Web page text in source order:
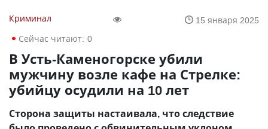
Криминал
15 января 2025
Сейчас читают: 0
В Усть-Каменогорске убили
мужчину возле кафе на Стрелке:
убийцу осудили на 10 лет
Сторона защиты настаивала, что следствие